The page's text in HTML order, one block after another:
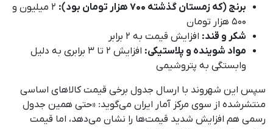
برنج (که زمستان گذشته ۷۰۰ هزار تومان بود):
۲ میلیون و
۵۰۰ هزار تومان
شکر و قند: افزایش قیمت به ۲ برابر
مواد شوینده و پلاستیکی:
افزایش ۲ تا ۳ برابری به دلیل
وابستگی به پتروشیمی
سپس این شهروند با ارسال جدول برخی قیمت‌ کالاهای اساسی
منتشرشده از سوی مرکز آمار ایران می‌گوید: «حتی همین جدول
رسمی هم افزایش شدید قیمت‌ها را نشان می‌دهد، اما قیمت